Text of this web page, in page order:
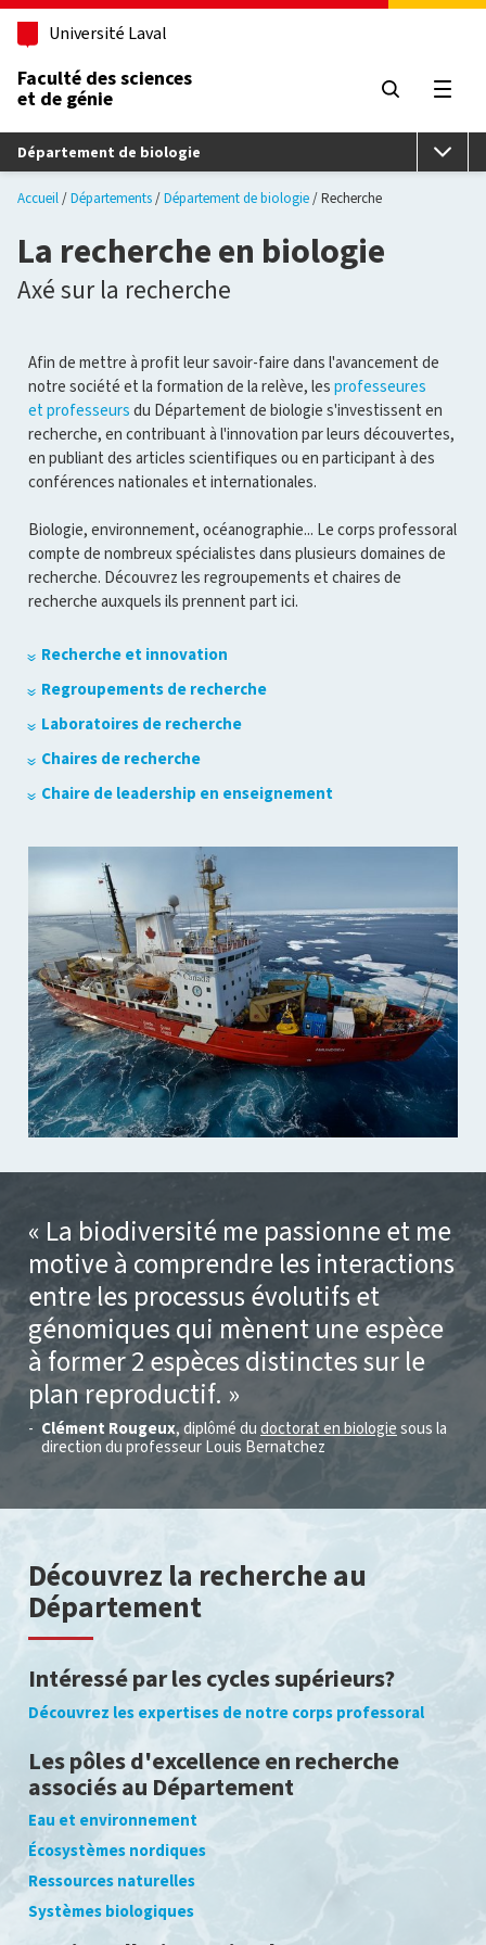
Aller au contenu principal
Université Laval
Faculté des sciences
et de génie
Département de biologie
Accueil Départements Département de biologie Recherche
La recherche en biologie
Axé sur la recherche
Afin de mettre à profit leur savoir-faire dans l'avancement de
notre société et la formation de la relève, les professeures
et professeurs du Département de biologie s'investissent en
recherche, en contribuant à l'innovation par leurs découvertes,
en publiant des articles scientifiques ou en participant à des
conférences nationales et internationales.
Biologie, environnement, océanographie... Le corps professoral
compte de nombreux spécialistes dans plusieurs domaines de
recherche. Découvrez les regroupements et chaires de
recherche auxquels ils prennent part ici.
Recherche et innovation
Regroupements de recherche
Laboratoires de recherche
Chaires de recherche
Chaire de leadership en enseignement
La biodiversité me passionne et me
motive à comprendre les interactions
entre les processus évolutifs et
génomiques qui mènent une espèce
à former 2 espèces distinctes sur le
plan reproductif.
Clément Rougeux, diplômé du doctorat en biologie sous la
direction du professeur Louis Bernatchez
Découvrez la recherche au
Département
Intéressé par les cycles supérieurs?
Découvrez les expertises de notre corps professoral
Les pôles d'excellence en recherche
associés au Département
Eau et environnement
Écosystèmes nordiques
Ressources naturelles
Systèmes biologiques